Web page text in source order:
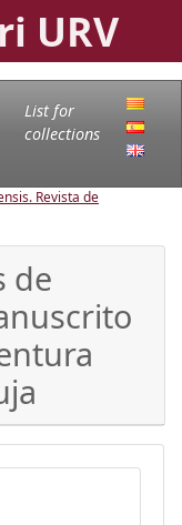
URV
List for
collections
Revista de
de